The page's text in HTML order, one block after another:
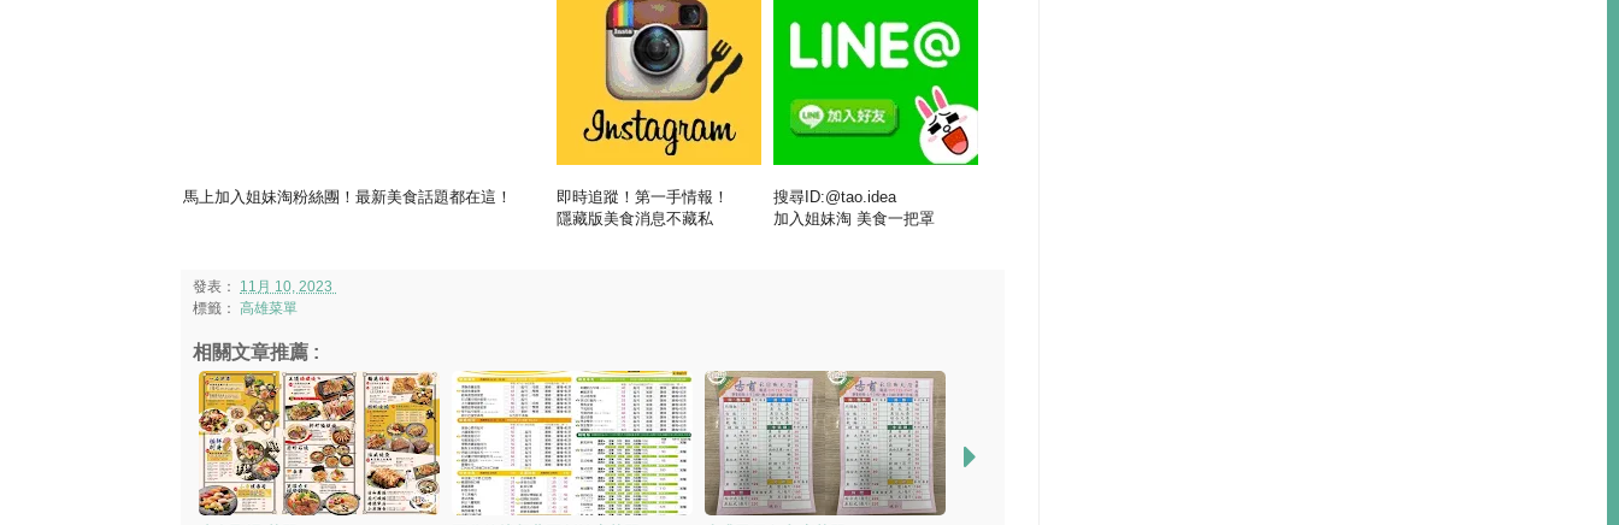
馬上加入姐妹淘粉絲團！最新美食話題都在這！
即時追蹤！第一手情報！
隱藏版美食消息不藏私
搜尋ID:@tao.idea
加入姐妹淘 美食一把罩
發表： 11月 10, 2023
標籤： 高雄菜單
相關文章推薦 :